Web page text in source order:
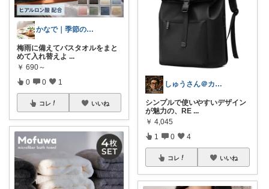
かなで｜季節のスイーツとお得な手帖🌿
梅雨に備えてバスタオルをまと
めて入れ替えよ ...
￥ 690～
0 0 1
コレ いいね
しゅうさん＠カッコイイ😎男の身の回り
シンプルで使いやすいデザイン
が魅力の、RE ...
￥ 4,045
1 0 4
コレ いいね